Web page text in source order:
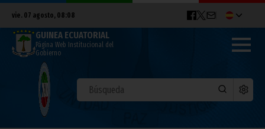
vie. 07 agosto, 08:08
GUINEA ECUATORIAL
Página Web Institucional del
Gobierno